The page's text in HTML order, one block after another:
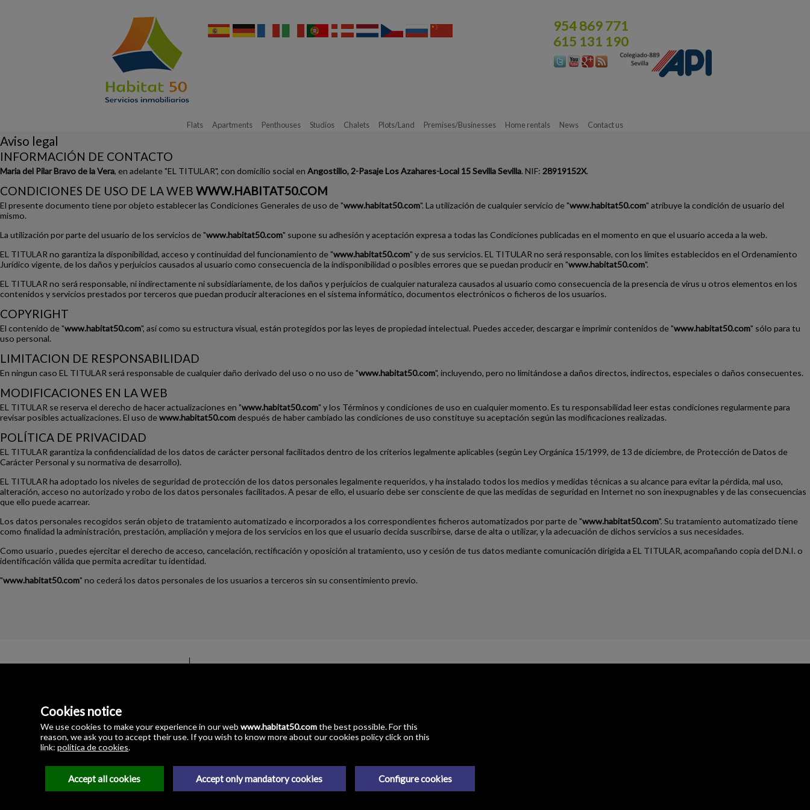
954 869 771
615 131 190
Flats Apartments Penthouses Studios Chalets Plots/Land Premises/Businesses Home rentals News Contact us
Aviso legal
INFORMACIÓN DE CONTACTO
Maria del Pilar Bravo de la Vera, en adelante "EL TITULAR", con domicilio social en Angostillo, 2-Pasaje Los Azahares-Local 15 Sevilla Sevilla. NIF: 28919152X.
CONDICIONES DE USO DE LA WEB WWW.HABITAT50.COM
El presente documento tiene por objeto establecer las Condiciones Generales de uso de "www.habitat50.com". La utilización de cualquier servicio de "www.habitat50.com" atribuye la condición de usuario del
mismo.
La utilización por parte del usuario de los servicios de "www.habitat50.com" supone su adhesión y aceptación expresa a todas las Condiciones publicadas en el momento en que el usuario acceda a la web.
EL TITULAR no garantiza la disponibilidad, acceso y continuidad del funcionamiento de "www.habitat50.com" y de sus servicios. EL TITULAR no será responsable, con los límites establecidos en el Ordenamiento
Jurídico vigente, de los daños y perjuicios causados al usuario como consecuencia de la indisponibilidad o posibles errores que se puedan producir en "www.habitat50.com".
EL TITULAR no será responsable, ni indirectamente ni subsidiariamente, de los daños y perjuicios de cualquier naturaleza causados al usuario como consecuencia de la presencia de virus u otros elementos en los
contenidos y servicios prestados por terceros que puedan producir alteraciones en el sistema informático, documentos electrónicos o ficheros de los usuarios.
COPYRIGHT
El contenido de "www.habitat50.com", así como su estructura visual, están protegidos por las leyes de propiedad intelectual. Puedes acceder, descargar e imprimir contenidos de "www.habitat50.com" sólo para tu
uso personal.
LIMITACION DE RESPONSABILIDAD
En ningun caso EL TITULAR será responsable de cualquier daño derivado del uso o no uso de "www.habitat50.com", incluyendo, pero no limitándose a daños directos, indirectos, especiales o daños consecuentes.
MODIFICACIONES EN LA WEB
EL TITULAR se reserva el derecho de hacer actualizaciones en "www.habitat50.com" y los Términos y condiciones de uso en cualquier momento. Es tu responsabilidad leer estas condiciones regularmente para
revisar posibles actualizaciones. El uso dewww.habitat50.comdespués de haber cambiado las condiciones de uso constituye su aceptación según las modificaciones realizadas.
POLÍTICA DE PRIVACIDAD
EL TITULAR garantiza la confidencialidad de los datos de carácter personal facilitados dentro de los criterios legalmente aplicables (según Ley Orgánica 15/1999, de 13 de diciembre, de Protección de Datos de
Carácter Personal y su normativa de desarrollo).
EL TITULAR ha adoptado los niveles de seguridad de protección de los datos personales legalmente requeridos, y ha instalado todos los medios y medidas técnicas a su alcance para evitar la pérdida, mal uso,
alteración, acceso no autorizado y robo de los datos personales facilitados. A pesar de ello, el usuario debe ser consciente de que las medidas de seguridad en Internet no son inexpugnables y de las consecuencias
que ello puede acarrear.
Los datos personales recogidos serán objeto de tratamiento automatizado e incorporados a los correspondientes ficheros automatizados por parte de "www.habitat50.com". Su tratamiento automatizado tiene
como finalidad la administración, prestación, ampliación y mejora de los servicios en los que el usuario decida suscribirse, darse de alta o utilizar, y la adecuación de dichos servicios a sus necesidades.
Como usuario , puedes ejercitar el derecho de acceso, cancelación, rectificación y oposición al tratamiento, uso y cesión de tus datos mediante comunicación dirigida a EL TITULAR, acompañando copia del D.N.I. o
identificación válida que permita acreditar tu identidad.
"www.habitat50.com" no cederá los datos personales de los usuarios a terceros sin su consentimiento previo.
41003 Sevilla
Spain
Legal Notice
Cookies notice
We use cookies to make your experience in our webwww.habitat50.comthe best possible. For this
reason, we ask you to accept their use. If you wish to know more about our cookies policy click on this
link:política de cookies.
Accept all cookies Accept only mandatory cookies Configure cookies